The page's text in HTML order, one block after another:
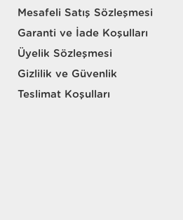
Mesafeli Satış Sözleşmesi
Garanti ve İade Koşulları
Üyelik Sözleşmesi
Gizlilik ve Güvenlik
Teslimat Koşulları